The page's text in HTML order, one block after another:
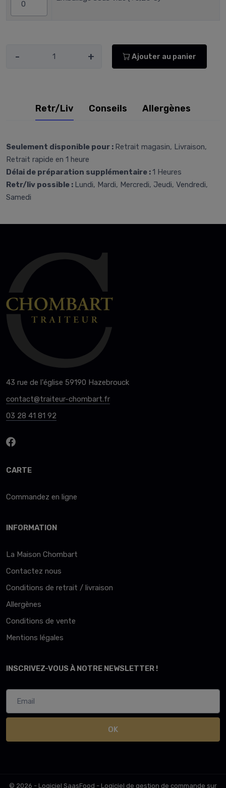
- + Ajouter au panier
Retr/Liv Conseils Allergènes
Seulement disponible pour : Retrait magasin, Livraison,
Retrait rapide en 1 heure
Délai de préparation supplémentaire :1 Heures
Retr/liv possible : Lundi, Mardi, Mercredi, Jeudi, Vendredi,
Samedi
43 rue de l'église 59190 Hazebrouck
contact@traiteur-chombart.fr
03 28 41 81 92
CARTE
Commandez en ligne
INFORMATION
La Maison Chombart
Contactez nous
Conditions de retrait / livraison
Allergènes
Conditions de vente
Mentions légales
INSCRIVEZ-VOUS À NOTRE NEWSLETTER !
OK
© 2026 - Logiciel SaasFood - Logiciel de gestion de commande sur